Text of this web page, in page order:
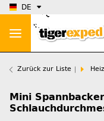
DE
Zurück zur Liste
Mini